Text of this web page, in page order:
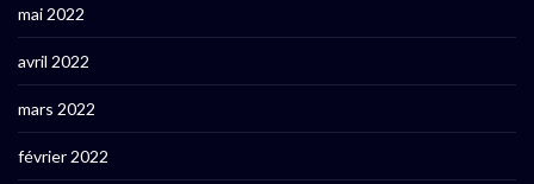
mai 2022
avril 2022
mars 2022
février 2022